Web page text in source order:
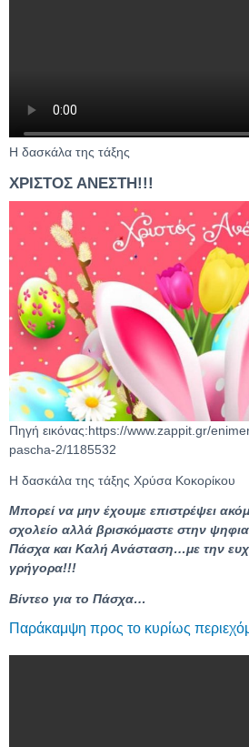
Η δασκάλα της τάξης
ΧΡΙΣΤΟΣ ΑΝΕΣΤΗ!!!
Πηγή εικόνας:https://www.zappit.gr/
pascha-2/1185532
Η δασκάλα της τάξης Χρύσα Κοκορίκου
Μπορεί να μην έχουμε επιστρέψει
σχολείο αλλά βρισκόμαστε στην
Πάσχα και Καλή Ανάσταση…με την
γρήγορα!!!
Βίντεο για το Πάσχα…